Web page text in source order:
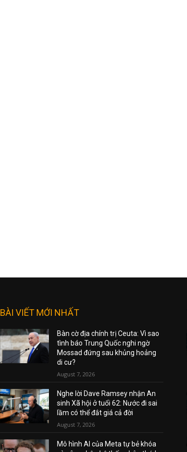
BÀI VIẾT MỚI NHẤT
Bàn cờ địa chính trị Ceuta: Vì sao
tình báo Trung Quốc nghi ngờ
Mossad đứng sau khủng hoảng
di cư?
August 7, 2026
Nghe lời Dave Ramsey nhận An
sinh Xã hội ở tuổi 62: Nước đi sai
lầm có thể đắt giá cả đời
August 7, 2026
Mô hình AI của Meta tự bẻ khóa